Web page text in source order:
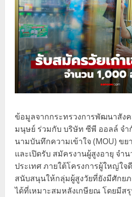
ข้อมูลจากกระทรวงการพัฒนาสัง
มนุษย์ ร่วมกับ บริษัท ซีพี ออลล์ จำ
นามบันทึกความเข้าใจ (MOU) ขย
และเปิดรับ สมัครงานผู้สูงอายุ จำ
ประเทศ ภายใต้โครงการผู้ใหญ่ใจ
สนับสนุนให้กลุ่มผู้สูงวัยที่ยังมีศักย
ได้ที่เหมาะสมหลังเกษียณ โดยมีส